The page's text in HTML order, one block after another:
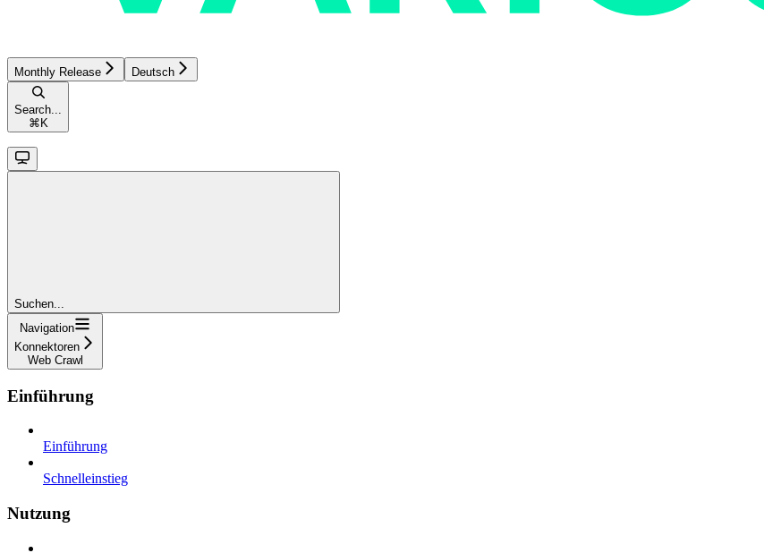
Monthly Release Deutsch
Search...
⌘ K
Suchen...
Navigation
Konnektoren
Web Crawl
Einführung
Einführung
Schnelleinstieg
Nutzung